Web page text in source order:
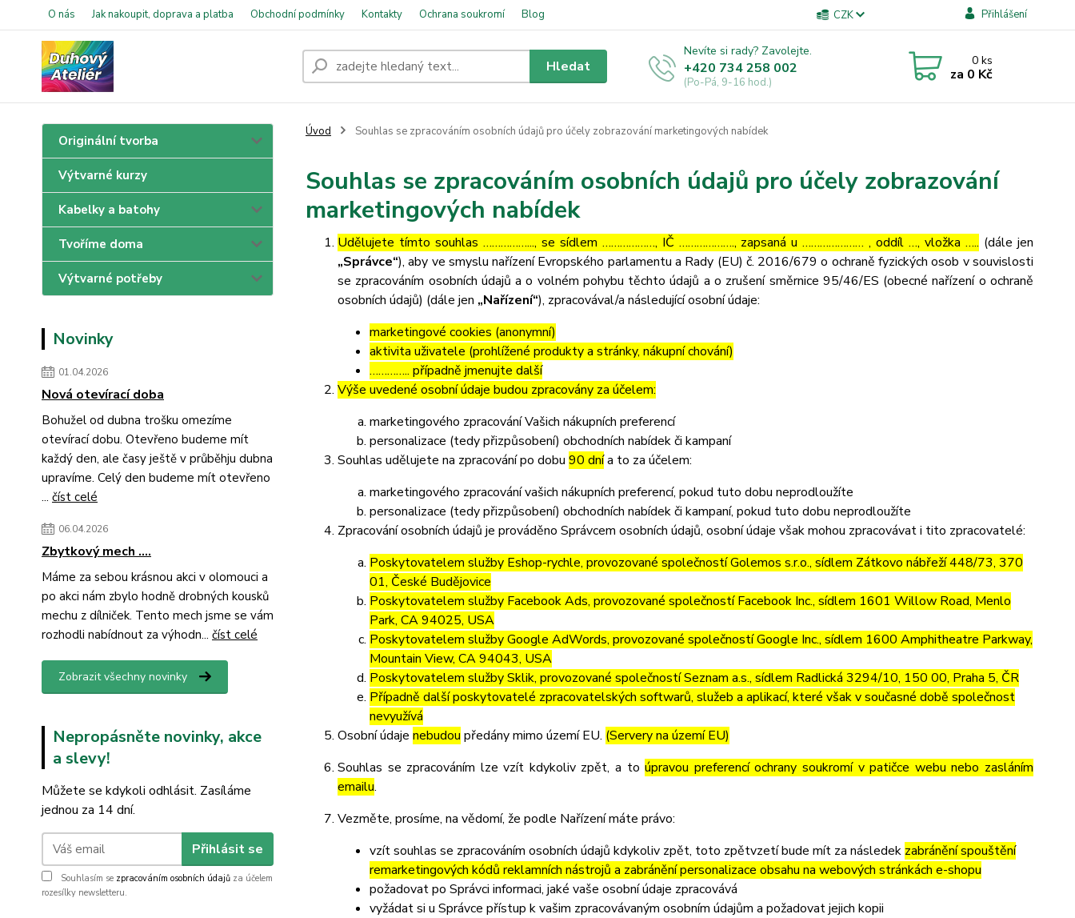
O nás Jak nakoupit, doprava a platba Obchodní podmínky Kontakty Ochrana soukromí Blog CZK Přihlášení
Hledat
Nevíte si rady? Zavolejte.
+420 734 258 002
(Po-Pá, 9-16 hod.)
0ks
za 0 Kč
Originální tvorba
Výtvarné kurzy
Kabelky a batohy
Tvoříme doma
Výtvarné potřeby
Novinky
01.04.2026
Nová otevírací doba
Bohužel od dubna trošku omezíme
otevírací dobu. Otevřeno budeme mít
každý den, ale časy ještě v průběhju dubna
upravíme. Celý den budeme mít otevřeno
... číst celé
06.04.2026
Zbytkový mech ....
Máme za sebou krásnou akci v olomouci a
po akci nám zbylo hodně drobných kousků
mechu z dílniček. Tento mech jsme se vám
rozhodli nabídnout za výhodn... číst celé
Zobrazit všechny novinky
Nepropásněte novinky, akce
a slevy!
Můžete se kdykoli odhlásit. Zasíláme
jednou za 14 dní.
Přihlásit se
Souhlasím se zpracováním osobních údajů za účelem
rozesílky newsletteru.
Úvod Souhlas se zpracováním osobních údajů pro účely zobrazování marketingových nabídek
Souhlas se zpracováním osobních údajů pro účely zobrazování
marketingových nabídek
Udělujete tímto souhlas ……………..., se sídlem ………………, IČ ………………., zapsaná u ………………… , oddíl …, vložka ….. (dále jen
„Správce“), aby ve smyslu nařízení Evropského parlamentu a Rady (EU) č. 2016/679 o ochraně fyzických osob v souvislosti
se zpracováním osobních údajů a o volném pohybu těchto údajů a o zrušení směrnice 95/46/ES (obecné nařízení o ochraně
osobních údajů) (dále jen „Nařízení“), zpracovával/a následující osobní údaje:
marketingové cookies (anonymní)
aktivita uživatele (prohlížené produkty a stránky, nákupní chování)
………….. případně jmenujte další
Výše uvedené osobní údaje budou zpracovány za účelem:
marketingového zpracování Vašich nákupních preferencí
personalizace (tedy přizpůsobení) obchodních nabídek či kampaní
Souhlas udělujete na zpracování po dobu 90 dnía to za účelem:
marketingového zpracování vašich nákupních preferencí, pokud tuto dobu neprodloužíte
personalizace (tedy přizpůsobení) obchodních nabídek či kampaní, pokud tuto dobu neprodloužíte
Zpracování osobních údajů je prováděno Správcem osobních údajů, osobní údaje však mohou zpracovávat i tito zpracovatelé:
Poskytovatelem služby Eshop-rychle, provozované společností Golemos s.r.o., sídlem Zátkovo nábřeží 448/73, 370
01, České Budějovice
Poskytovatelem služby Facebook Ads, provozované společností Facebook Inc., sídlem 1601 Willow Road, Menlo
Park, CA 94025, USA
Poskytovatelem služby Google AdWords, provozované společností Google Inc., sídlem 1600 Amphitheatre Parkway,
Mountain View, CA 94043, USA
Poskytovatelem služby Sklik, provozované společností Seznam a.s., sídlem Radlická 3294/10, 150 00, Praha 5, ČR
Případně další poskytovatelé zpracovatelských softwarů, služeb a aplikací, které však v současné době společnost
nevyužívá
Osobní údaje nebudou předány mimo území EU. (Servery na území EU)
Souhlas se zpracováním lze vzít kdykoliv zpět, a toúpravou preferencí ochrany soukromí v patičce webu nebo zasláním
emailu.
Vezměte, prosíme, na vědomí, že podle Nařízení máte právo:
vzít souhlas se zpracováním osobních údajů kdykoliv zpět, toto zpětvzetí bude mít za následek zabránění spouštění
remarketingových kódů reklamních nástrojů a zabránění personalizace obsahu na webových stránkách e-shopu
požadovat po Správci informaci, jaké vaše osobní údaje zpracovává
vyžádat si u Správce přístup k vašim zpracovávaným osobním údajům a požadovat jejich kopii